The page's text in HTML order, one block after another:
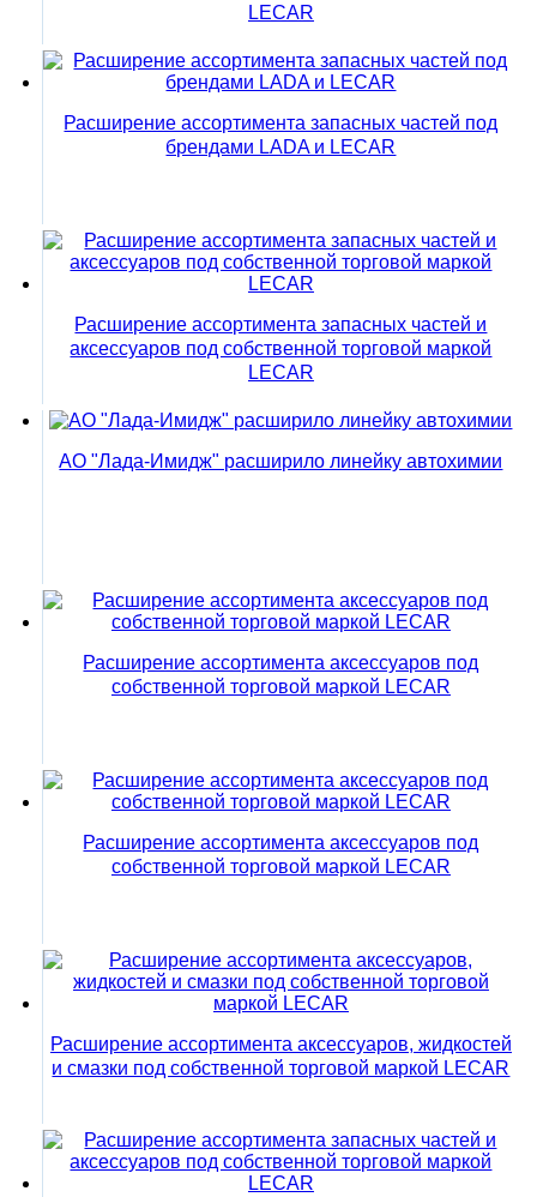
LECAR
Расширение ассортимента запасных частей под
брендами LADA и LECAR
Расширение ассортимента запасных частей и
аксессуаров под собственной торговой маркой
LECAR
АО "Лада-Имидж" расширило линейку автохимии
Расширение ассортимента аксессуаров под
собственной торговой маркой LECAR
Расширение ассортимента аксессуаров под
собственной торговой маркой LECAR
Расширение ассортимента аксессуаров, жидкостей
и смазки под собственной торговой маркой LECAR